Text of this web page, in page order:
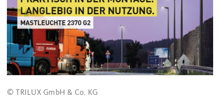
© TRILUX GmbH & Co. KG